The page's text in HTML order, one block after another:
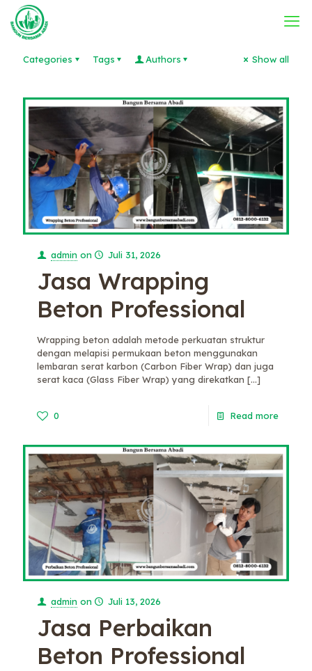
Categories Tags Authors Show all
admin on Juli 31, 2026
Jasa Wrapping
Beton Professional
Wrapping beton adalah metode perkuatan struktur
dengan melapisi permukaan beton menggunakan
lembaran serat karbon (Carbon Fiber Wrap) dan juga
serat kaca (Glass Fiber Wrap) yang direkatkan […]
0 Read more
admin on Juli 13, 2026
Jasa Perbaikan
Beton Professional